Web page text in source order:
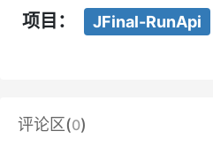
项目： JFinal-RunApi
评论区(0)